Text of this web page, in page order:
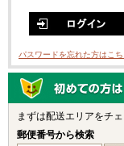
パスワードを忘れた方はこち
まずは配送エリアをチェ
郵便番号から検索